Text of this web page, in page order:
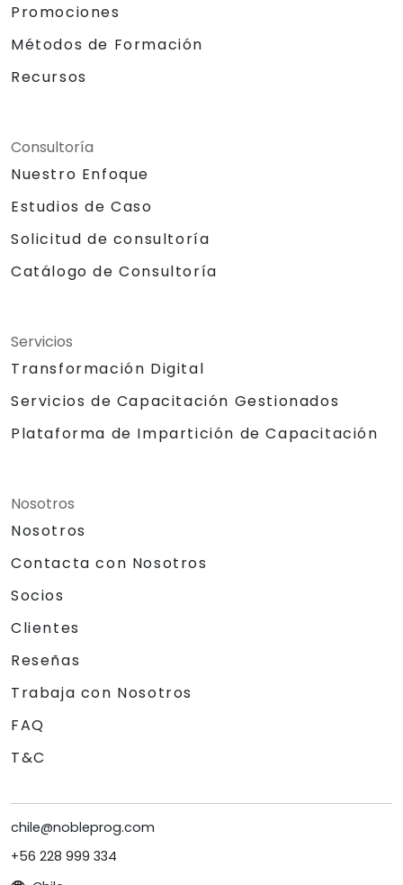
Promociones
Métodos de Formación
Recursos
Consultoría
Nuestro Enfoque
Estudios de Caso
Solicitud de consultoría
Catálogo de Consultoría
Servicios
Transformación Digital
Servicios de Capacitación Gestionados
Plataforma de Impartición de Capacitación
Nosotros
Nosotros
Contacta con Nosotros
Socios
Clientes
Reseñas
Trabaja con Nosotros
FAQ
T&C
chile@nobleprog.com
+56 228 999 334